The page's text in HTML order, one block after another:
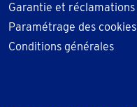
Garantie et réclamations
Paramétrage des cookies
Conditions générales